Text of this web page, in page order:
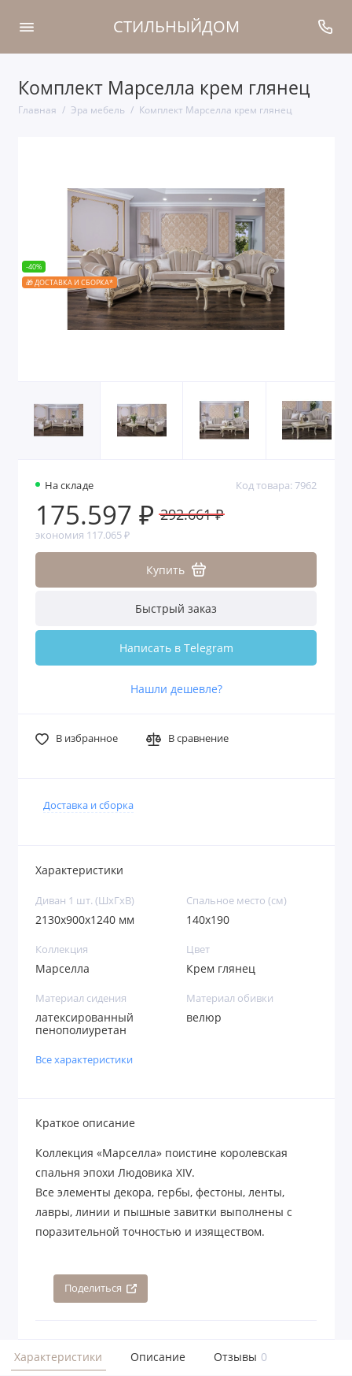
СТИЛЬНЫЙДОМ
Комплект Марселла крем глянец
Главная Эра мебель Комплект Марселла крем глянец
-40%
🎁 ДОСТАВКА И СБОРКА*
На складе Код товара: 7962
175.597 ₽ 292.661 ₽
экономия 117.065 ₽
Купить
Быстрый заказ
Написать в Telegram
Нашли дешевле?
В избранное В сравнение
Доставка и сборка
Характеристики
Диван 1 шт. (ШхГхВ)
2130х900х1240 мм
Спальное место (см)
140х190
Коллекция
Марселла
Цвет
Крем глянец
Материал сидения
латексированный
пенополиуретан
Материал обивки
велюр
Все характеристики
Краткое описание
Коллекция «Марселла» поистине королевская
спальня эпохи Людовика XIV.
Все элементы декора, гербы, фестоны, ленты,
лавры, линии и пышные завитки выполнены с
поразительной точностью и изяществом.
Поделиться
Характеристики Описание Отзывы 0